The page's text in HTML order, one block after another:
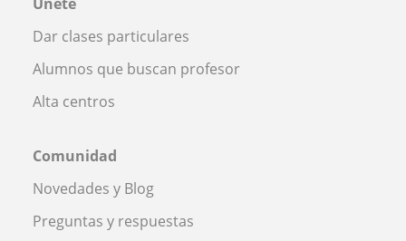
Dar clases particulares
Alumnos que buscan profesor
Alta centros
Comunidad
Novedades y Blog
Preguntas y respuestas